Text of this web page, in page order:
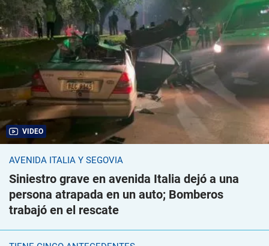
VIDEO
AVENIDA ITALIA Y SEGOVIA
Siniestro grave en avenida Italia dejó a una
persona atrapada en un auto; Bomberos
trabajó en el rescate